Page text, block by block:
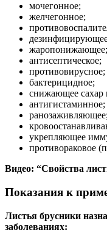
мочегонное;
желчегонное;
жаропонижающее;
антисептическое;
противовирусное;
бактерицидное;
снижающее сахар
антигистаминное;
ранозаживляющее;
укрепляющее
противораковое
Видео: “Свойства
Показания к
Листья брусники
заболеваниях: